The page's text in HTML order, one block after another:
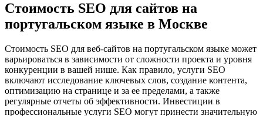
Стоимость SEO для сайтов на
португальском языке в Москве
Стоимость SEO для веб-сайтов на португальском языке может
варьироваться в зависимости от сложности проекта и уровня
конкуренции в вашей нише. Как правило, услуги SEO
включают исследование ключевых слов, создание контента,
оптимизацию на странице и за ее пределами, а также
регулярные отчеты об эффективности. Инвестиции в
профессиональные услуги SEO могут принести значительную